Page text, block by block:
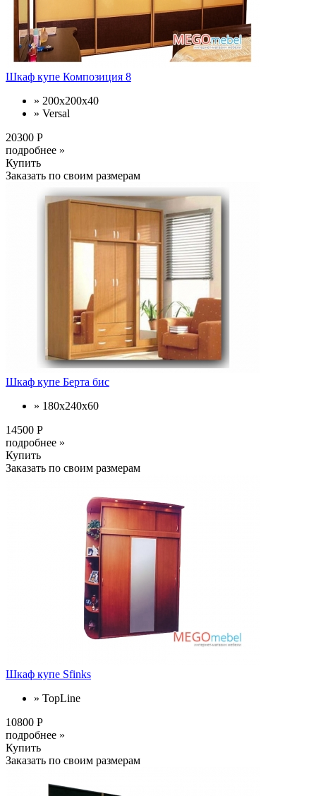
Шкаф купе Композиция 8
» 200x200x40
» Versal
20300 Р
подробнее »
Купить
Заказать по своим размерам
Шкаф купе Берта бис
» 180х240х60
14500 Р
подробнее »
Купить
Заказать по своим размерам
Шкаф купе Sfinks
» TopLine
10800 Р
подробнее »
Купить
Заказать по своим размерам